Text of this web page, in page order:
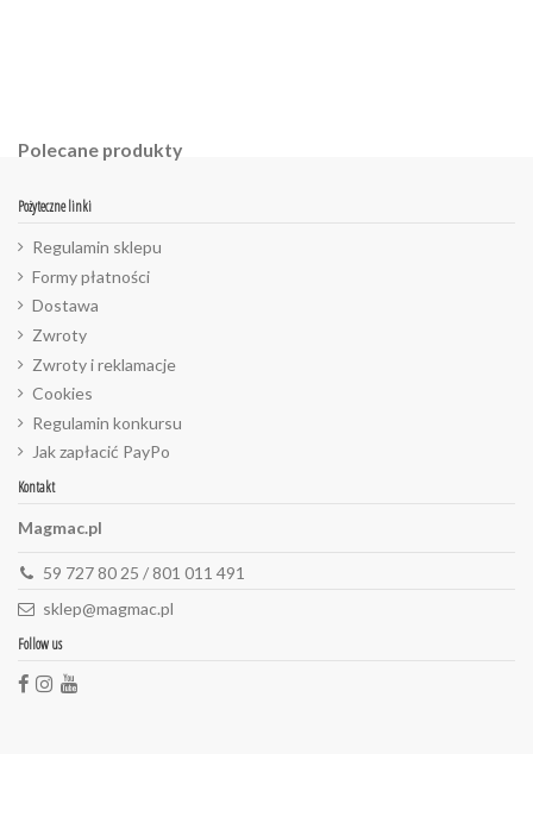
Polecane produkty
Pożyteczne linki
Regulamin sklepu
Formy płatności
Dostawa
Zwroty
Zwroty i reklamacje
Cookies
Regulamin konkursu
Jak zapłacić PayPo
Kontakt
Magmac.pl
59 727 80 25 / 801 011 491
sklep@magmac.pl
Follow us